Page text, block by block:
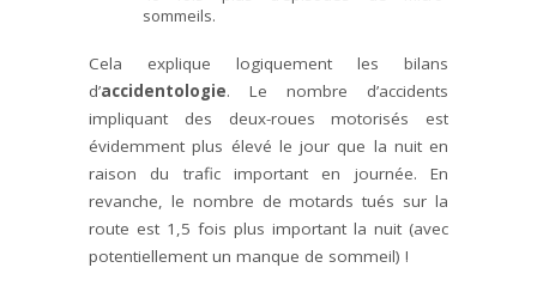
sommeils.
Cela explique logiquement les bilans
d’accidentologie. Le nombre d’accidents
impliquant des deux-roues motorisés est
évidemment plus élevé le jour que la nuit en
raison du trafic important en journée. En
revanche, le nombre de motards tués sur la
route est 1,5 fois plus important la nuit (avec
potentiellement un manque de sommeil) !